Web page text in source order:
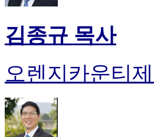
김종규 목사
오렌지카운티